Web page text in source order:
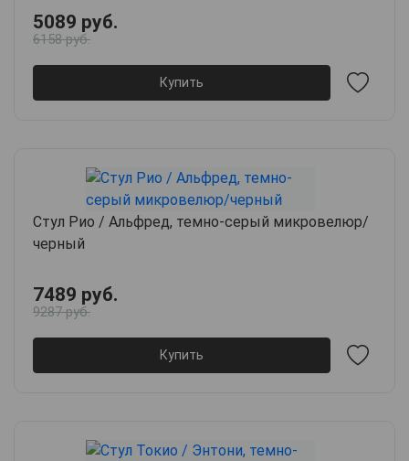
5089 руб.
6158 руб.
Купить
Стул Рио / Альфред, темно-серый микровелюр/
черный
7489 руб.
9287 руб.
Купить